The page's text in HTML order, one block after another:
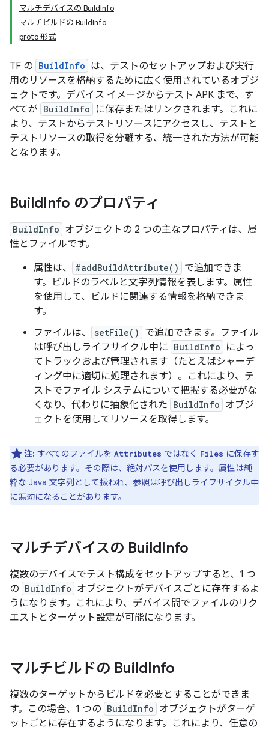
マルチデバイスの BuildInfo
マルチビルドの BuildInfo
proto 形式
TF の BuildInfo は、テストのセットアップおよび実行
用のリソースを格納するために広く使用されているオブジ
ェクトです。デバイス イメージからテスト APK まで、す
べてが BuildInfo
に保存またはリンクされます。これに
より、テストからテストリソースにアクセスし、テストと
テストリソースの取得を分離する、統一された方法が可能
となります。
BuildInfo のプロパティ
BuildInfo オブジェクトの 2 つの主なプロパティは、属
性とファイルです。
属性は、 #addBuildAttribute()
で追加できま
す。ビルドのラベルと文字列情報を表します。属性
を使用して、ビルドに関連する情報を格納できま
す。
ファイルは、 setFile()
で追加できます。ファイル
は呼び出しライフサイクル中に BuildInfo
によっ
てトラックおよび管理されます（たとえばシャーデ
ィング中に適切に処理されます）。これにより、テ
ストでファイル システムについて把握する必要がな
くなり、代わりに抽象化された BuildInfo オブジ
ェクトを使用してリソースを取得します。
注: すべてのファイルを Attributes ではなく Files に保存す
る必要があります。その際は、絶対パスを使用します。属性は純
粋な Java 文字列として扱われ、参照は呼び出しライフサイクル中
に無効になることがあります。
マルチデバイスの BuildInfo
複数のデバイスでテスト構成をセットアップすると、1 つ
の BuildInfo オブジェクトがデバイスごとに存在するよ
うになります。これにより、デバイス間でファイルのリク
エストとターゲット設定が可能になります。
マルチビルドの BuildInfo
複数のターゲットからビルドを必要とすることができま
す。この場合、1 つの BuildInfo オブジェクトがターゲ
ットごとに存在するようになります。これにより、任意の